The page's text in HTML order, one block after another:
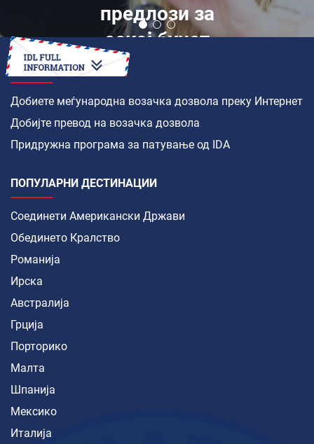
предлози за
секој буџет
КАКО ДА
Добиете меѓународна возачка дозвола преку Интернет
Добијте превод на возачка дозвола
Придружна програма за патување од IDA
ПОПУЛАРНИ ДЕСТИНАЦИИ
Соединети Американски Држави
Обединето Кралство
Романија
Ирска
Австралија
Грција
Порторико
Малта
Шпанија
Мексико
Италија